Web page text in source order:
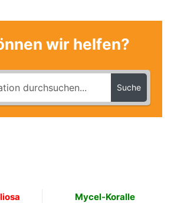
wir helfen?
Suche
Mycel-Koralle